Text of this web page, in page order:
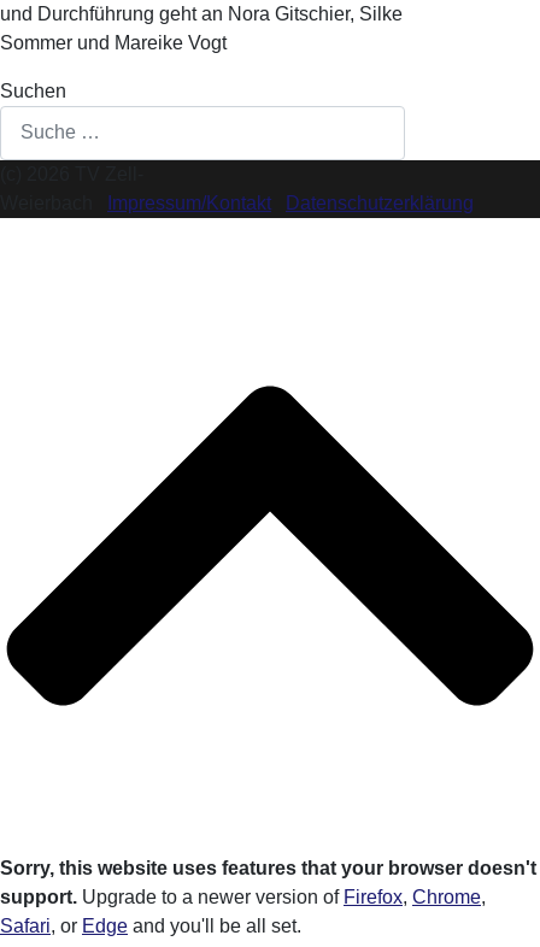
und Durchführung geht an Nora Gitschier, Silke
Sommer und Mareike Vogt
Suchen
Impressum/Kontakt Datenschutzerklärung
Sorry, this website uses features that your browser doesn't
support. Upgrade to a newer version of Firefox, Chrome,
Safari, or Edge and you'll be all set.